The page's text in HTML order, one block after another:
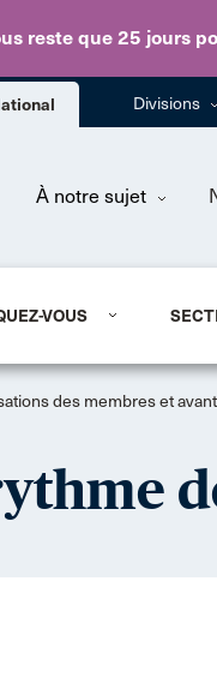
reste que 25 jours
Divisions
À notre sujet
VOUS
des membres et